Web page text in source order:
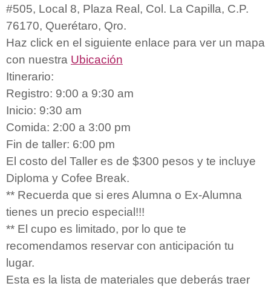
#505, Local 8, Plaza Real, Col. La Capilla, C.P.
76170, Querétaro, Qro.
Haz click en el siguiente enlace para ver un mapa
con nuestra Ubicación
Itinerario:
Registro: 9:00 a 9:30 am
Inicio: 9:30 am
Comida: 2:00 a 3:00 pm
Fin de taller: 6:00 pm
El costo del Taller es de $300 pesos y te incluye
Diploma y Cofee Break.
** Recuerda que si eres Alumna o Ex-Alumna
tienes un precio especial!!!
** El cupo es limitado, por lo que te
recomendamos reservar con anticipación tu
lugar.
Esta es la lista de materiales que deberás traer